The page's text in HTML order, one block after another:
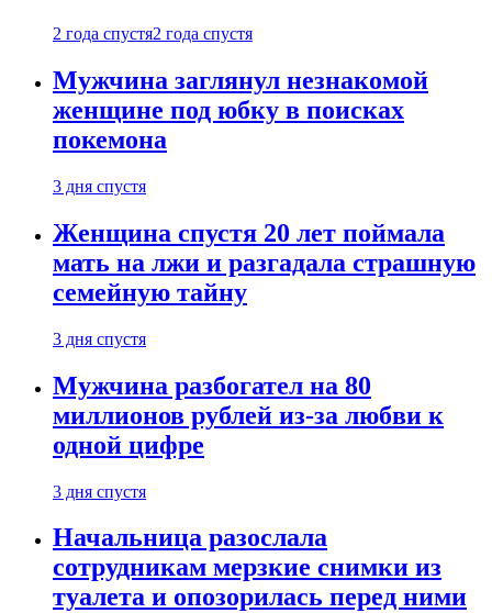
2 года спустя2 года спустя
Мужчина заглянул незнакомой
женщине под юбку в поисках
покемона
3 дня спустя
Женщина спустя 20 лет поймала
мать на лжи и разгадала страшную
семейную тайну
3 дня спустя
Мужчина разбогател на 80
миллионов рублей из-за любви к
одной цифре
3 дня спустя
Начальница разослала
сотрудникам мерзкие снимки из
туалета и опозорилась перед ними